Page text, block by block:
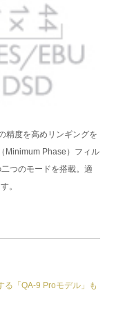
精度を高めリンギングを
Minimum Phase）フィル
つのモードを搭載。適
。
る「QA-9 Proモデル」も